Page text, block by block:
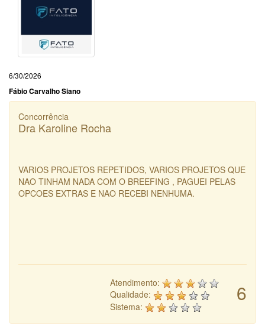
6/30/2026
Fábio Carvalho Siano
Concorrência
Dra Karoline Rocha
VARIOS PROJETOS REPETIDOS, VARIOS PROJETOS QUE
NAO TINHAM NADA COM O BREEFING , PAGUEI PELAS
OPCOES EXTRAS E NAO RECEBI NENHUMA.
6
Atendimento:
Qualidade:
Sistema: